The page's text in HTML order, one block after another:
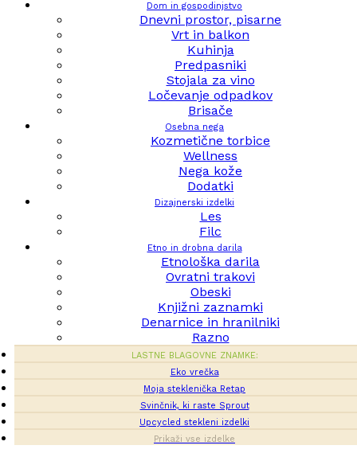
Dom in gospodinjstvo
Dnevni prostor, pisarne
Vrt in balkon
Kuhinja
Predpasniki
Stojala za vino
Ločevanje odpadkov
Brisače
Osebna nega
Kozmetične torbice
Wellness
Nega kože
Dodatki
Dizajnerski izdelki
Les
Filc
Etno in drobna darila
Etnološka darila
Ovratni trakovi
Obeski
Knjižni zaznamki
Denarnice in hranilniki
Razno
LASTNE BLAGOVNE ZNAMKE:
Eko vrečka
Moja steklenička Retap
Svinčnik, ki raste Sprout
Upcycled stekleni izdelki
Prikaži vse izdelke